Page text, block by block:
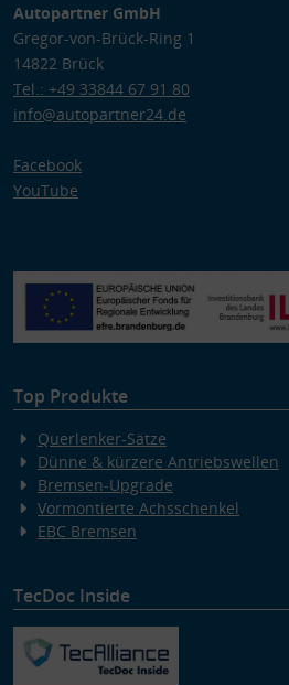
Autopartner GmbH
Gregor-von-Brück-Ring 1
14822 Brück
Tel.: +49 33844 67 91 80
info@autopartner24.de
Facebook
YouTube
Top Produkte
Querlenker-Sätze
Dünne & kürzere Antriebswellen
Bremsen-Upgrade
Vormontierte Achsschenkel
EBC Bremsen
TecDoc Inside